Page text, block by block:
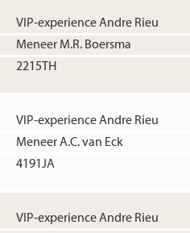
VIP-experience Andre Rieu
Meneer M.R. Boersma
2215TH
VIP-experience Andre Rieu
Meneer A.C. van Eck
4191JA
VIP-experience Andre Rieu